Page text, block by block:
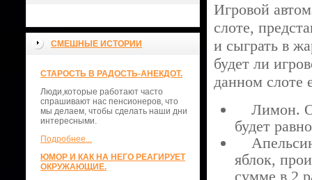
СМЕШНЫЕ ИСТОРИИ
СТАРОСТЬ В РАДОСТЬ-АНЕКДОТ.
Люди,которые работают часто
спрашивают нас пенсионеров, что
мы делаем, чтобы сделать наши дни
интересными.
Подробнее...
ЮМОР И КАК НА НЕГО РЕАГИРУЕТ
ОКРУЖАЮЩИЕ.
Игровой
слоте,
и сыграть в
будет ли
данном слоте
Лимон.
будет
яблок,
сумме в 2